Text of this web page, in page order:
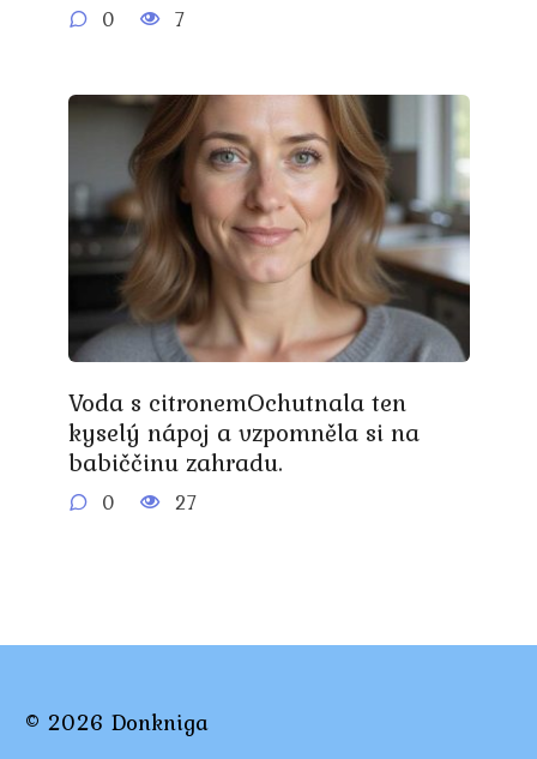
0 7
Voda s citronemOchutnala ten
kyselý nápoj a vzpomněla si na
babiččinu zahradu.
0 27
© 2026 Donkniga